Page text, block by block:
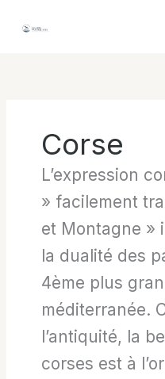
Corse
L’expression
» facilement
et Montagne »
la dualité des
4ème plus
méditerranée.
l’antiquité, la
corses est à